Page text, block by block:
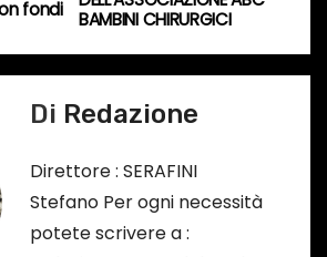
BAMBINI CHIRURGICI
fondi
Di Redazione
Direttore : SERAFINI
Stefano Per ogni necessità
potete scrivere a :